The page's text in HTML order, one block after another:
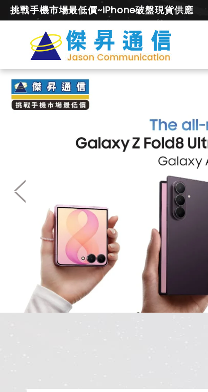
挑戰手機市場最低價~iPhone破盤現貨供應